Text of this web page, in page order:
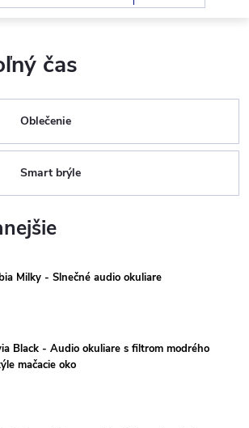
čas
Oblečenie
Smart brýle
Milky - Slnečné audio okuliare
Black - Audio okuliare s filtrom modrého
mačacie oko